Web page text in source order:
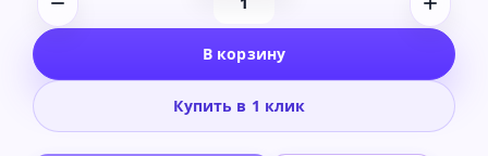
Количество
Native
Komplete
В корзину
Купить в 1 клик